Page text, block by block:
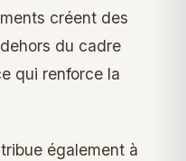
créent des
du cadre
qui renforce la
également à